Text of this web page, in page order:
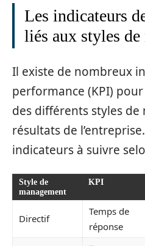
Les indicateurs
liés aux styles de
Il existe de nombreux
performance (KPI)
des différents styles
résultats de
indicateurs à suivre
Style de
management
KPI
Directif
Temps de
réponse